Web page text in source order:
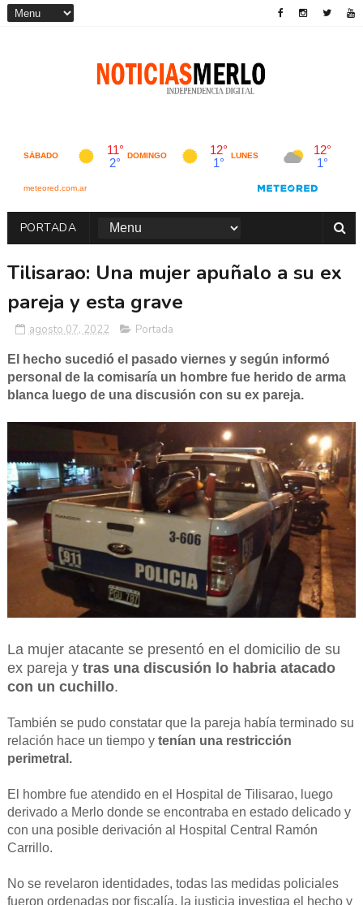
PORTADA
Tilisarao: Una mujer apuñalo a su ex
pareja y esta grave
agosto 07, 2022 Portada
El hecho sucedió el pasado viernes y según informó
personal de la comisaría un hombre fue herido de arma
blanca luego de una discusión con su ex pareja.
La mujer atacante se presentó en el domicilio de su
ex pareja y tras una discusión lo habria atacado
con un cuchillo.
También se pudo constatar que la pareja había terminado su
relación hace un tiempo y tenían una restricción
perimetral.
El hombre fue atendido en el Hospital de Tilisarao, luego
derivado a Merlo donde se encontraba en estado delicado y
con una posible derivación al Hospital Central Ramón
Carrillo.
No se revelaron identidades, todas las medidas policiales
fueron ordenadas por fiscalía, la justicia investiga el hecho y